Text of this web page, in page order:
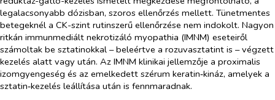
legalacsonyabb dózisban, szoros ellenőrzés mellett. Tünetmentes
betegeknél a CK-szint rutinszerű ellenőrzése nem indokolt. Nagyon
ritkán immunmediált nekrotizáló myopathia (IMNM) eseteiről
számoltak be sztatinokkal – beleértve a rozuvasztatint is – végzett
kezelés alatt vagy után. Az IMNM klinikai jellemzője a proximalis
izomgyengeség és az emelkedett szérum keratin‑kináz, amelyek a
sztatin‑kezelés leállítása után is fennmaradnak.